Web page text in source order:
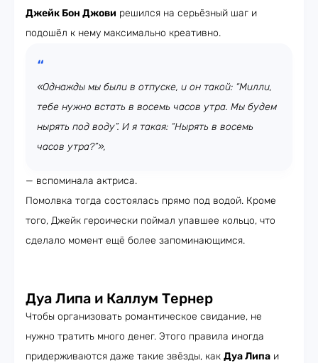
Джейк Бон Джови решился на серьёзный шаг и
подошёл к нему максимально креативно.
«Однажды мы были в отпуске, и он такой: “Милли,
тебе нужно встать в восемь часов утра. Мы будем
нырять под воду”. И я такая: “Нырять в восемь
часов утра?”»,
— вспоминала актриса.
Помолвка тогда состоялась прямо под водой. Кроме
того, Джейк героически поймал упавшее кольцо, что
сделало момент ещё более запоминающимся.
Дуа Липа и Каллум Тернер
Чтобы организовать романтическое свидание, не
нужно тратить много денег. Этого правила иногда
придерживаются даже такие звёзды, как Дуа Липа и